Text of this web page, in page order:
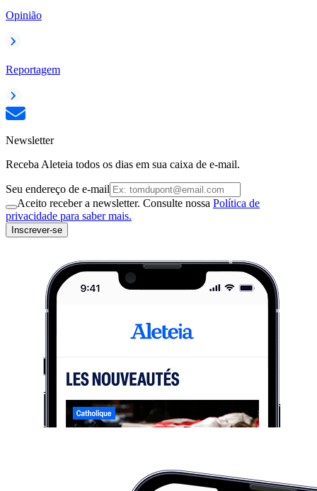
Opinião
Reportagem
Newsletter
Receba Aleteia todos os dias em sua caixa de e-mail.
Seu endereço de e-mail
Aceito receber a newsletter. Consulte nossa Política de
privacidade para saber mais.
Inscrever-se